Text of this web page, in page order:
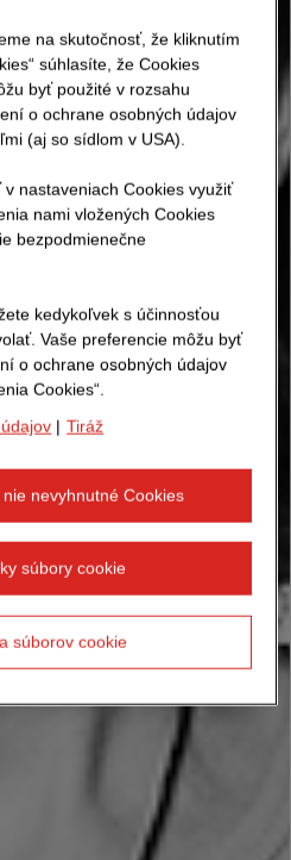
na skutočnosť, že kliknutím
súhlasíte, že Cookies
byť použité v rozsahu
o ochrane osobných údajov
(aj so sídlom v USA).
nastaveniach Cookies využiť
nami vložených Cookies
bezpodmienečne
kedykoľvek s účinnosťou
Vaše preferencie môžu byť
o ochrane osobných údajov
Cookies“.
| Tiráž
nevyhnutné Cookies
súbory cookie
súborov cookie